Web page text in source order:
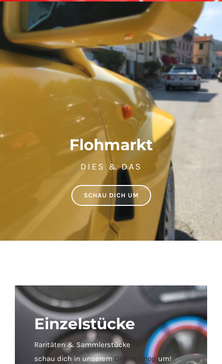
Flohmarkt
DIES & DAS
SCHAU DICH UM
Einzelstücke
Raritäten & Sammlerstücke
schau dich in unserem Online-Shopum!